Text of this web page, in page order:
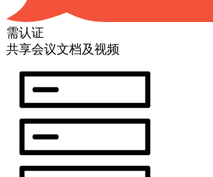
需认证
共享会议文档及视频